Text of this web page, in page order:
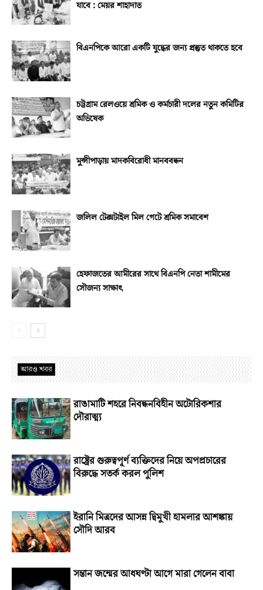
যাবে : মেয়র শাহাদাত
বিএনপিকে আরো একটি যুদ্ধের জন্য প্রস্তুত থাকতে হবে
চট্টগ্রাম রেলওয়ে শ্রমিক ও কর্মচারী দলের নতুন কমিটির
অভিষেক
মুন্সীপাড়ায় মাদকবিরোধী মানববন্ধন
জলিল টেক্সটাইল মিল গেটে শ্রমিক সমাবেশ
হেফাজতের আমীরের সাথে বিএনপি নেতা শামীমের
সৌজন্য সাক্ষাৎ
আরও খবর
রাঙামাটি শহরে নিবন্ধনবিহীন অটোরিকশার
দৌরাত্ম্য
রাষ্ট্রের গুরুত্বপূর্ণ ব্যক্তিদের নিয়ে অপপ্রচারের
বিরুদ্ধে সতর্ক করল পুলিশ
ইরানি মিত্রদের আসন্ন দ্বিমুখী হামলার আশঙ্কায়
সৌদি আরব
সন্তান জন্মের আধঘণ্টা আগে মারা গেলেন বাবা